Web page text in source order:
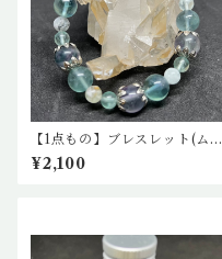
【1点もの】ブレスレット(ムー
ンストーン、ブルームーンス
トーン、エンジェルフェザー)
¥2,100